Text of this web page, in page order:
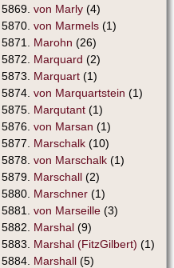
5869. von Marly (4)
5870. von Marmels (1)
5871. Marohn (26)
5872. Marquard (2)
5873. Marquart (1)
5874. von Marquartstein (1)
5875. Marqutant (1)
5876. von Marsan (1)
5877. Marschalk (10)
5878. von Marschalk (1)
5879. Marschall (2)
5880. Marschner (1)
5881. von Marseille (3)
5882. Marshal (9)
5883. Marshal (FitzGilbert) (1)
5884. Marshall (5)